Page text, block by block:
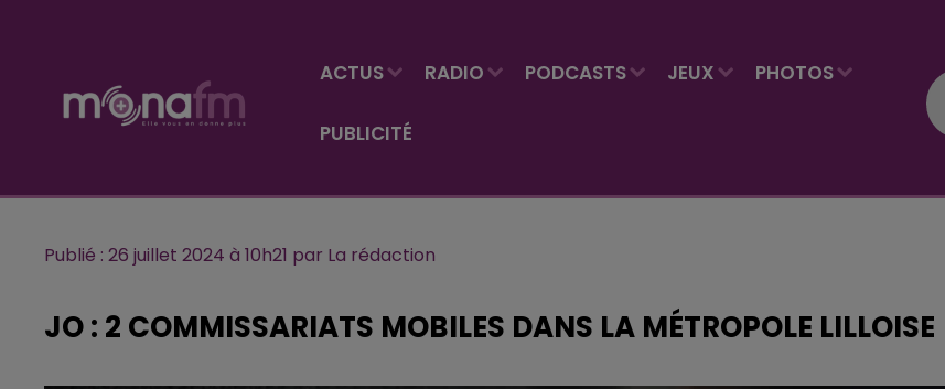
ACTUS RADIO PODCASTS JEUX PHOTOS
PUBLICITÉ
Publié : 26 juillet 2024 à 10h21 par La rédaction
JO : 2 COMMISSARIATS MOBILES DANS LA MÉTROPOLE LILLOISE